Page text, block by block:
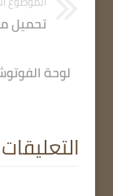
التعليقات